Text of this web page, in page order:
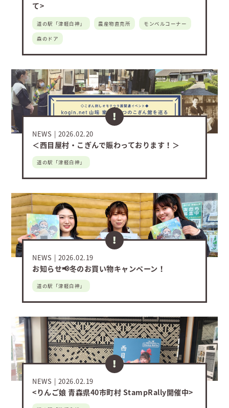
て>
道の駅「津軽白神」 農産物直売所 モンベルコーナー
森のドア
NEWS 2026.02.20
＜西目屋村・こぎんで賑わっております！＞
道の駅「津軽白神」
NEWS 2026.02.19
お知らせ📢冬のお買い物キャンペーン！
道の駅「津軽白神」
NEWS 2026.02.19
<りんご娘 青森県40市町村 StampRally開催中>